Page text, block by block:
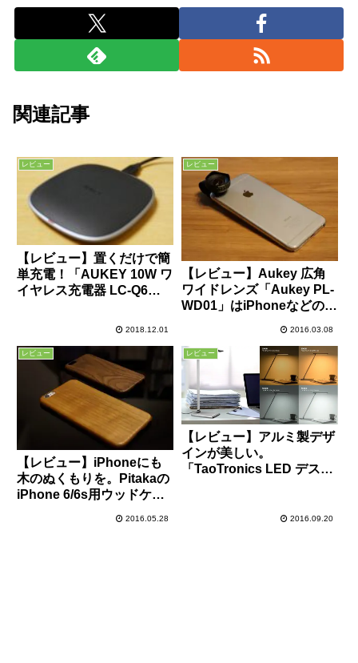
関連記事
レビュー
【レビュー】置くだけで簡
単充電！「AUKEY 10W ワ
イヤレス充電器 LC-Q6」
2018.12.01
レビュー
【レビュー】Aukey 広角
ワイドレンズ「Aukey PL-
WD01」はiPhoneなどのス
行の風景写真撮影などにお
すすめ！
2016.03.08
レビュー
【レビュー】iPhoneにも
木のぬくもりを。Pitakaの
iPhone 6/6s用ウッドケー
2016.05.28
レビュー
【レビュー】アルミ製デザ
インが美しい。
「TaoTronics LED デスク
2016.09.20